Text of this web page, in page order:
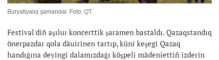
Buryatiyalıq şamandar. Foto: QT.
Festival'diñ aşıluı koncerttik şaramen bastaldı. Qazaqstandıq
önerpazdar qola däuirinen tartıp, küni keşegi Qazaq
handığına deyingi dalamızdağı köşpeli mädeniettiñ izderin